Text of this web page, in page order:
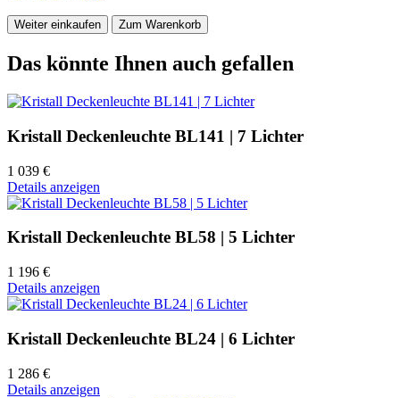
Weiter einkaufen Zum Warenkorb
Das könnte Ihnen auch gefallen
Kristall Deckenleuchte BL141 | 7 Lichter
1 039 €
Details anzeigen
Kristall Deckenleuchte BL58 | 5 Lichter
1 196 €
Details anzeigen
Kristall Deckenleuchte BL24 | 6 Lichter
1 286 €
Details anzeigen